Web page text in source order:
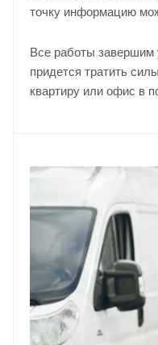
точку информацию
Все работы
придется тратить
квартиру или офис в